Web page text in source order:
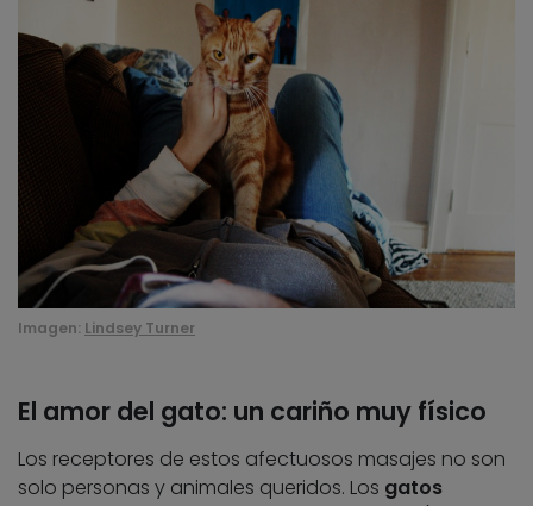
Imagen: Lindsey Turner
El amor del gato: un cariño muy físico
Los receptores de estos afectuosos masajes no son
solo personas y animales queridos. Los gatos